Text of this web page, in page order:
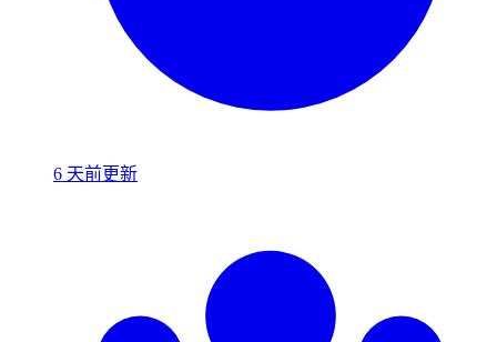
6 天前更新